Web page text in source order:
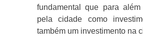
fundamental que para
pela cidade como
também um investimento na